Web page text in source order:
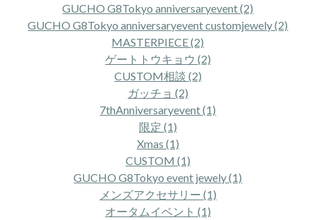
GUCHO G8Tokyo anniversaryevent (2)
GUCHO G8Tokyo anniversaryevent customjewely (2)
MASTERPIECE (2)
ゲートトウキョウ (2)
CUSTOM相談 (2)
ガッチョ (2)
7thAnniversaryevent (1)
限定 (1)
Xmas (1)
CUSTOM (1)
GUCHO G8Tokyo event jewely (1)
メンズアクセサリー (1)
オータムイベント (1)